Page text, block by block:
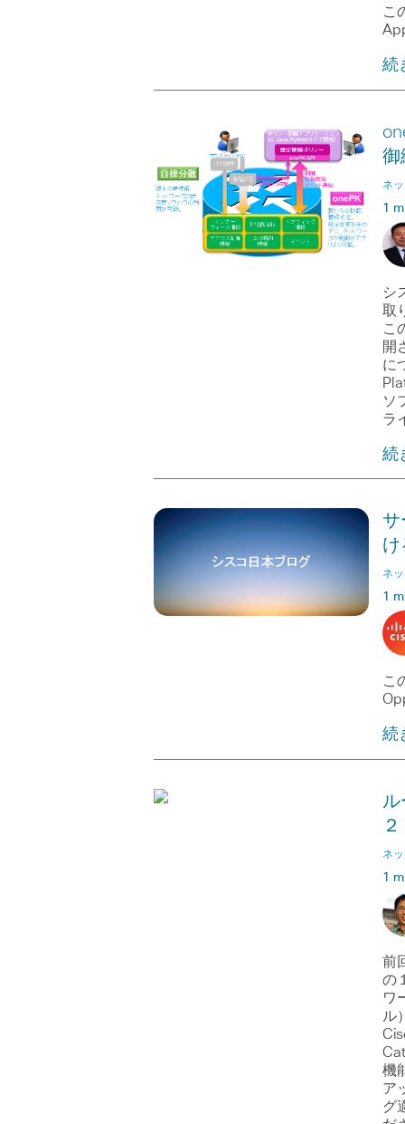
こ
続
御
ネ
1
シ
取
こ
開
に
ソ
ラ
続
サ
け
ネ
1
こ
続
ル
２
ネ
1
前
の
ワ
ル
機
ア
グ